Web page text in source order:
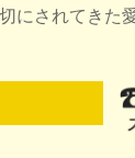
にされてきた